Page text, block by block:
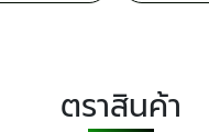
ตราสินค้า